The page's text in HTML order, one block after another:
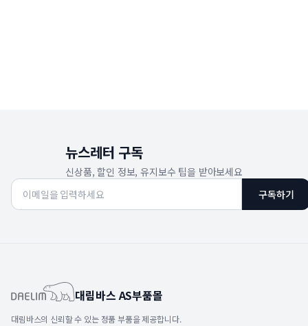
뉴스레터 구독
신상품, 할인 정보, 유지보수 팁을 받아보세요
구독하기
대림바스 AS부품몰
대림바스의 신뢰할 수 있는 정품 부품을 제공합니다.